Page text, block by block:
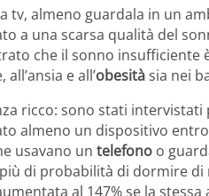
tv, almeno guardala in un
a una scarsa qualità del
che il sonno insufficiente
e all’obesitàsia nei
ricco: sono stati intervistati
almeno un dispositivo entro
usavano un telefono o
di probabilità di dormire
al 147% se la